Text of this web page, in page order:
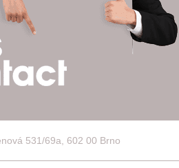
531/69a, 602 00 Brno